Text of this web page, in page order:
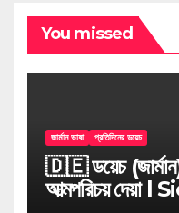
You missed
জার্মান ভাষা প্রতিদিনের ডয়েচ
🇩🇪 ডয়েচ
আত্মপরিচয়